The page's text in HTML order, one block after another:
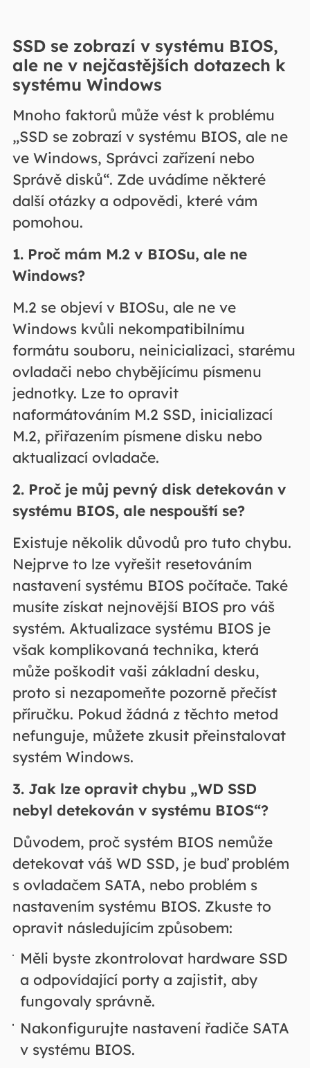
SSD se zobrazí v systému BIOS,
ale ne v nejčastějších dotazech k
systému Windows
Mnoho faktorů může vést k problému
„SSD se zobrazí v systému BIOS, ale ne
ve Windows, Správci zařízení nebo
Správě disků“. Zde uvádíme některé
další otázky a odpovědi, které vám
pomohou.
1. Proč mám M.2 v BIOSu, ale ne
Windows?
M.2 se objeví v BIOSu, ale ne ve
Windows kvůli nekompatibilnímu
formátu souboru, neinicializaci, starému
ovladači nebo chybějícímu písmenu
jednotky. Lze to opravit
naformátováním M.2 SSD, inicializací
M.2, přiřazením písmene disku nebo
aktualizací ovladače.
2. Proč je můj pevný disk detekován v
systému BIOS, ale nespouští se?
Existuje několik důvodů pro tuto chybu.
Nejprve to lze vyřešit resetováním
nastavení systému BIOS počítače. Také
musíte získat nejnovější BIOS pro váš
systém. Aktualizace systému BIOS je
však komplikovaná technika, která
může poškodit vaši základní desku,
proto si nezapomeňte pozorně přečíst
příručku. Pokud žádná z těchto metod
nefunguje, můžete zkusit přeinstalovat
systém Windows.
3. Jak lze opravit chybu „WD SSD
nebyl detekován v systému BIOS“?
Důvodem, proč systém BIOS nemůže
detekovat váš WD SSD, je buď problém
s ovladačem SATA, nebo problém s
nastavením systému BIOS. Zkuste to
opravit následujícím způsobem:
Měli byste zkontrolovat hardware SSD
a odpovídající porty a zajistit, aby
fungovaly správně.
Nakonfigurujte nastavení řadiče SATA
v systému BIOS.